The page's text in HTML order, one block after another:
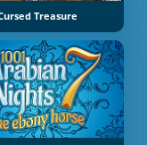
Treasure